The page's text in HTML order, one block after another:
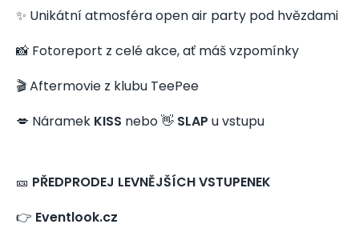
✨ Unikátní atmosféra open air party pod hvězdami
📸 Fotoreport z celé akce, ať máš vzpomínky
🎬 Aftermovie z klubu TeePee
💋 Náramek KISS nebo 👋 SLAP u vstupu
🎫 PŘEDPRODEJ LEVNĚJŠÍCH VSTUPENEK
👉 Eventlook.cz